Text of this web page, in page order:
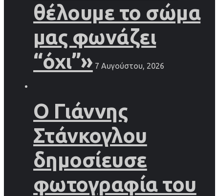
θέλουμε το σώμα
μας φωνάζει
“όχι”» 7 Αυγούστου, 2026
Ο Γιάννης
Στάνκογλου
δημοσίευσε
φωτογραφία του